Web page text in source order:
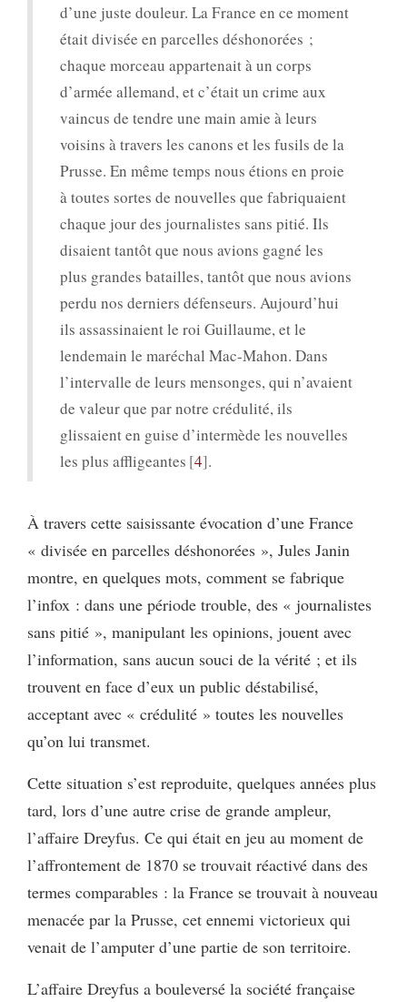
d’une juste douleur. La France en ce moment
était divisée en parcelles déshonorées ;
chaque morceau appartenait à un corps
d’armée allemand, et c’était un crime aux
vaincus de tendre une main amie à leurs
voisins à travers les canons et les fusils de la
Prusse. En même temps nous étions en proie
à toutes sortes de nouvelles que fabriquaient
chaque jour des journalistes sans pitié. Ils
disaient tantôt que nous avions gagné les
plus grandes batailles, tantôt que nous avions
perdu nos derniers défenseurs. Aujourd’hui
ils assassinaient le roi Guillaume, et le
lendemain le maréchal Mac-Mahon. Dans
l’intervalle de leurs mensonges, qui n’avaient
de valeur que par notre crédulité, ils
glissaient en guise d’intermède les nouvelles
les plus affligeantes 4 .
À travers cette saisissante évocation d’une France
« divisée en parcelles déshonorées », Jules Janin
montre, en quelques mots, comment se fabrique
l’infox : dans une période trouble, des « journalistes
sans pitié », manipulant les opinions, jouent avec
l’information, sans aucun souci de la vérité ; et ils
trouvent en face d’eux un public déstabilisé,
acceptant avec « crédulité » toutes les nouvelles
qu’on lui transmet.
Cette situation s’est reproduite, quelques années plus
tard, lors d’une autre crise de grande ampleur,
l’affaire Dreyfus. Ce qui était en jeu au moment de
l’affrontement de 1870 se trouvait réactivé dans des
termes comparables : la France se trouvait à nouveau
menacée par la Prusse, cet ennemi victorieux qui
venait de l’amputer d’une partie de son territoire.
L’affaire Dreyfus a bouleversé la société française